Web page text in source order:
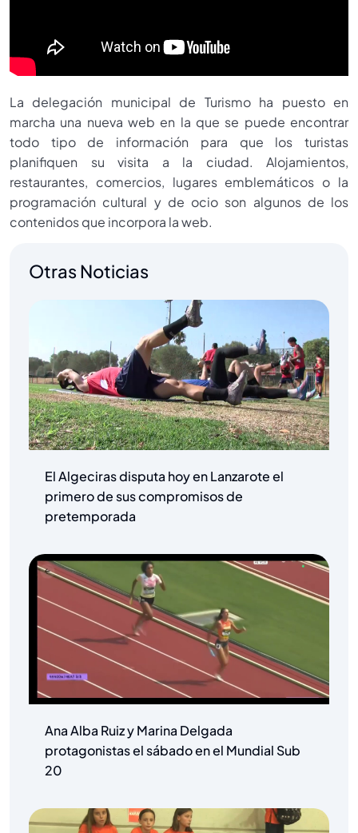
La delegación municipal de Turismo ha puesto en
marcha una nueva web en la que se puede encontrar
todo tipo de información para que los turistas
planifiquen su visita a la ciudad. Alojamientos,
restaurantes, comercios, lugares emblemáticos o la
programación cultural y de ocio son algunos de los
contenidos que incorpora la web.
Otras Noticias
El Algeciras disputa hoy en Lanzarote el
primero de sus compromisos de
pretemporada
Ana Alba Ruiz y Marina Delgada
protagonistas el sábado en el Mundial Sub
20